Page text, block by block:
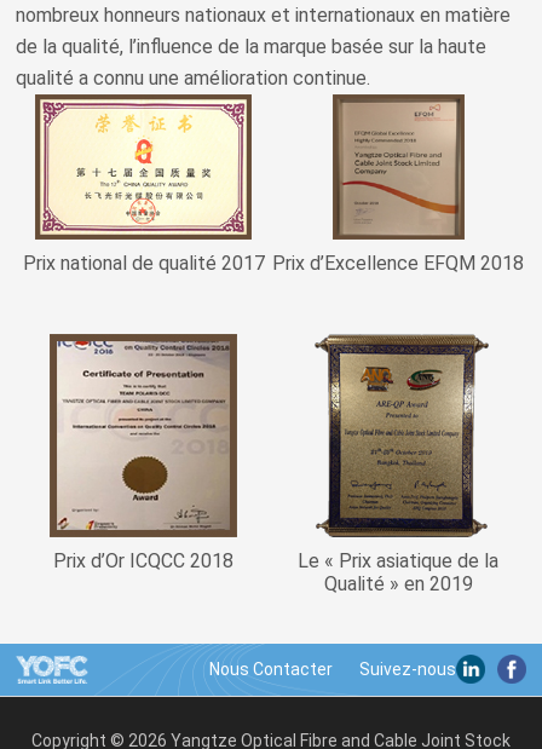
nombreux honneurs nationaux et internationaux en matière
de la qualité, l’influence de la marque basée sur la haute
qualité a connu une amélioration continue.
Prix national de qualité 2017 Prix d’Excellence EFQM 2018
Prix d’Or ICQCC 2018
Le « Prix asiatique de la
Qualité » en 2019
Nous Contacter
Copyright © 2026 Yangtze Optical Fibre and Cable Joint Stock